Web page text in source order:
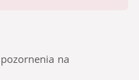
na